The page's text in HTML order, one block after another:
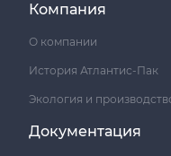
Компания
О компании
История Атлантис-Пак
Экология и
Документация